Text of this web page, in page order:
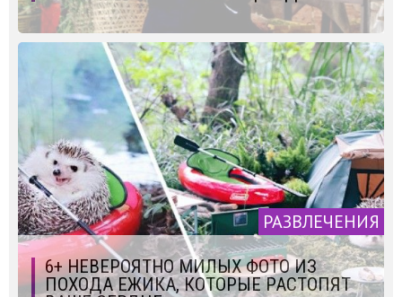
РАЗВЛЕЧЕНИЯ
6+ НЕВЕРОЯТНО МИЛЫХ ФОТО ИЗ
ПОХОДА ЕЖИКА, КОТОРЫЕ РАСТОПЯТ